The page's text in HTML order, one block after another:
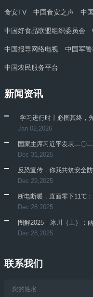
食安TV 中国食安之声 中
中国好食品联盟组织委员会
中国报导网络电视 中国军
中国农民服务平台
新闻资讯
学习进行时丨必图其终，
Jan 02,2026
国家主席习近平发表二〇
Dec 31,2025
反恐宣传，你我共筑安全
Dec 29,2025
断电断暖，直面零下11℃
Dec 28,2025
图解2025｜冰川（上）：
Dec 28,2025
联系我们